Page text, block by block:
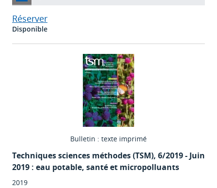
Réserver
Disponible
Bulletin : texte imprimé
Techniques sciences méthodes (TSM), 6/2019 - Juin
2019 : eau potable, santé et micropolluants
2019